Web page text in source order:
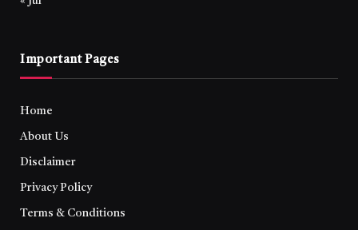
Important Pages
Home
About Us
Disclaimer
Privacy Policy
Terms & Conditions